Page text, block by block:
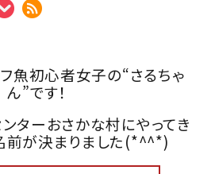
魚初心者女子の“さるちゃ
ん”です！
ターおさかな村にやってき
前が決まりました(*^^*)